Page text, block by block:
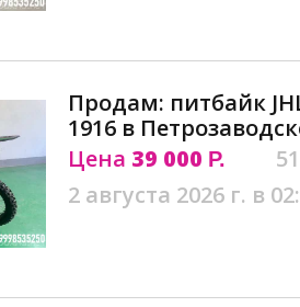
Продам: питбайк
1916 в
Цена 39 000 Р.
2 августа 2026 г. в